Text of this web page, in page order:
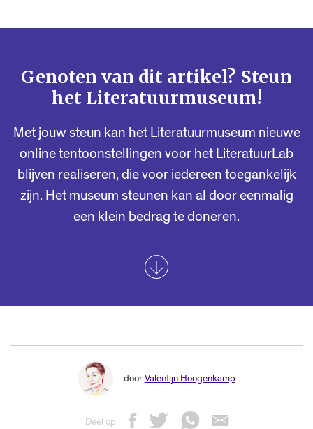
Genoten van dit artikel? Steun
het Literatuurmuseum!
Met jouw steun kan het Literatuurmuseum nieuwe
online tentoonstellingen voor het LiteratuurLab
blijven realiseren, die voor iedereen toegankelijk
zijn. Het museum steunen kan al door eenmalig
een klein bedrag te doneren.
doorValentijn Hoogenkamp
Deel op